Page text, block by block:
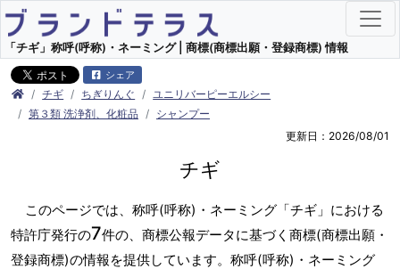
「チギ」称呼(呼称)・ネーミング | 商標(商標出願・登録商標) 情報
シェア
チギ ちぎりんぐ
ユニリバーピーエルシー
第３類 洗浄剤、化粧品
シャンプー
更新日：2026/08/01
チギ
このページでは、称呼(呼称)・ネーミング「チギ」における
特許庁発行の7件の、商標公報データに基づく商標(商標出願・
登録商標)の情報を提供しています。称呼(呼称)・ネーミング